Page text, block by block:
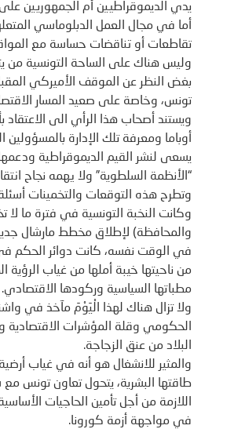
يدي الديموقراطيين أم الجمهوريين
أما في مجال العمل الدبلوماسي
تقاطعات أو تناقضات حساسة مع
وليس هناك على الساحة التونسية من
بغض النظر عن الموقف الأميركي المقبل
تونس، وخاصة على صعيد المسار
ويستند أصحاب هذا الرأي الى الاعتقاد
أوباما ومعرفة تلك الإدارة
يسعى لنشر القيم الديموقراطية
“الأنظمة السلطوية” ولا يهمه نجاح
وتطرح هذه التوقعات والتخمينات
وكانت النخبة التونسية في فترة ما
والمحافظة) لإطلاق مخطط مارشال
في الوقت نفسه، كانت دوائر الحكم
من ناحيتها خيبة أملها من غياب
مطباتها السياسية وركودها الاقتصادي.
ولا تزال هناك لهذا الْيَوْمَ مآخذ في
الحكومي وقلة المؤشرات الاقتصادية
البلاد من عنق الزجاجة.
والمثير للانشغال هو أنه في غياب
طاقتها البشرية، يتحول تعاون تونس
اللازمة من أجل تأمين الحاجيات
في مواجهة أزمة كورونا.